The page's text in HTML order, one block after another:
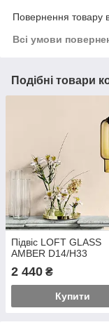
Повернення товару
Всі умови
Подібні товари
Підвіс LOFT GLASS
AMBER D14/H33
2 440 ₴
Купити